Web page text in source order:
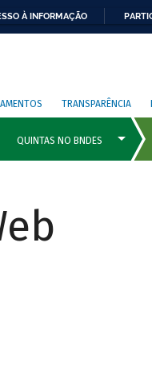
À INFORMAÇÃO
TRANSPARÊNCIA